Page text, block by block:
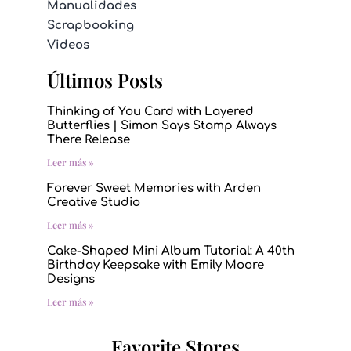
Manualidades
Scrapbooking
Videos
Últimos Posts
Thinking of You Card with Layered
Butterflies | Simon Says Stamp Always
There Release
Leer más »
Forever Sweet Memories with Arden
Creative Studio
Leer más »
Cake-Shaped Mini Album Tutorial: A 40th
Birthday Keepsake with Emily Moore
Designs
Leer más »